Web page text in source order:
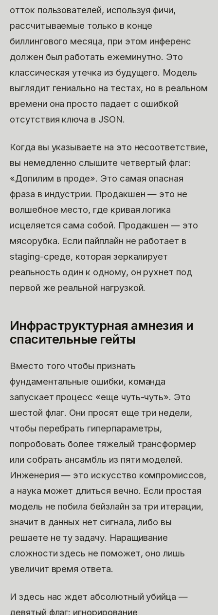
отток пользователей, используя фичи,
рассчитываемые только в конце
биллингового месяца, при этом инференс
должен был работать ежеминутно. Это
классическая утечка из будущего. Модель
выглядит гениально на тестах, но в реальном
времени она просто падает с ошибкой
отсутствия ключа в JSON.
Когда вы указываете на это несоответствие,
вы немедленно слышите четвертый флаг:
«Допилим в проде». Это самая опасная
фраза в индустрии. Продакшен — это не
волшебное место, где кривая логика
исцеляется сама собой. Продакшен — это
мясорубка. Если пайплайн не работает в
staging-среде, которая зеркалирует
реальность один к одному, он рухнет под
первой же реальной нагрузкой.
Инфраструктурная амнезия и
спасительные гейты
Вместо того чтобы признать
фундаментальные ошибки, команда
запускает процесс «еще чуть-чуть». Это
шестой флаг. Они просят еще три недели,
чтобы перебрать гиперпараметры,
попробовать более тяжелый трансформер
или собрать ансамбль из пяти моделей.
Инженерия — это искусство компромиссов,
а наука может длиться вечно. Если простая
модель не побила бейзлайн за три итерации,
значит в данных нет сигнала, либо вы
решаете не ту задачу. Наращивание
сложности здесь не поможет, оно лишь
увеличит время ответа.
И здесь нас ждет абсолютный убийца —
девятый флаг: игнорирование